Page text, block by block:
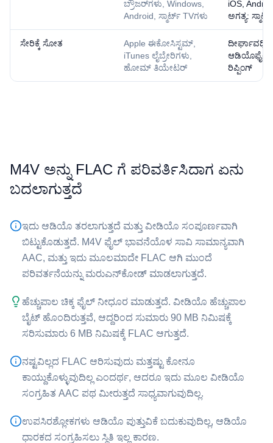
ಬ್ರೌಜರ್‌ಗಳು, Windows,
Android, ಸ್ಮಾರ್ಟ್ TVಗಳು
iOS,
ಅಗತ್ಯ:
ಸೇರಿಕ್ಕೆ ಸೋತ
Apple ಈಕೋಸಿಸ್ಟಮ್,
iTunes ಲೈಬ್ರೇರಿಗಳು,
ಹೋಮ್ ತಿಯೇಟರ್
ದೀರ್ಘಾವಧಿ
ಆಡಿಯೊಫೈಲ್
ರಿಪ್ಪಿಂಗ್
⁦M4V⁩ ಅನ್ನು ⁦FLAC⁩ ಗೆ ಪರಿವರ್ತಿಸಿದಾಗ ಏನು
ಬದಲಾಗುತ್ತದೆ
ಇದು ಆಡಿಯೊ ತರಲಾಗುತ್ತದೆ ಮತ್ತು ವೀಡಿಯೊ ಸಂಪೂರ್ಣವಾಗಿ
ಬಿಟ್ಟುಕೊಡುತ್ತದೆ. ⁦M4V⁩ ಫೈಲ್ ಭಾವನೆಯೊಳ ಸಾವಿ ಸಾಮಾನ್ಯವಾಗಿ
AAC, ಮತ್ತು ಇದು ಮೂಲಮಾದೇ FLAC ಆಗಿ ಮುಂದೆ
ಪರಿವರ್ತನೆಯನ್ನು ಮರುಎನ್‌ಕೋಡ್ ಮಾಡಲಾಗುತ್ತದೆ.
ಹೆಚ್ಚುಪಾಲ ಚಿಕ್ಕ ಫೈಲ್ ನೀಧೂರ ಮಾಡುತ್ತದೆ. ವೀಡಿಯೊ ಹೆಚ್ಚುಪಾಲ
ಬೈಟ್ ಹೊಂದಿರುತ್ತವೆ, ಆದ್ದರಿಂದ ಸುಮಾರು 90 MB ನಿಮಿಷಕ್ಕೆ
ಸರಿಸುಮಾರು 6 MB ನಿಮಿಷಕ್ಕೆ ⁦FLAC⁩ ಆಗುತ್ತದೆ.
ನಷ್ಟವಿಲ್ಲದ ⁦FLAC⁩ ಆರಿಸುವುದು ಮತ್ತಷ್ಟು ಕೋನೂ
ಕಾಯ್ದುಕೊಳ್ಳುವುದಿಲ್ಲ ಎಂದರ್ಥ, ಆದರೂ ಇದು ಮೂಲ ವೀಡಿಯೊ
ಸಂಗ್ರಹಿತ AAC ಪಥ ಮೀರುತ್ತದೆ ಸಾಧ್ಯವಾಗುವುದಿಲ್ಲ.
ಉಪಸಿರಶ್ಲೋಕಗಳು ಆಡಿಯೊ ಪುತ್ತುವಿಕೆ ಬದುಕುವುದಿಲ್ಲ, ಆಡಿಯೊ
ಧಾರಕದ ಸಂಗ್ರಹಿಸಲು ಸ್ಥಿತಿ ಇಲ್ಲ ಕಾರಣ.